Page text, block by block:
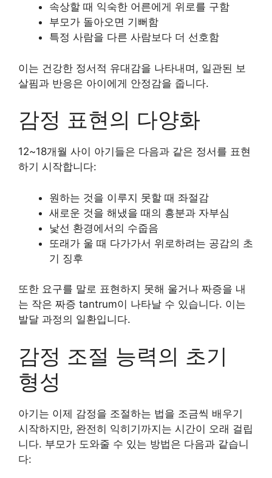
속상할 때 익숙한 어른에게 위로를 구함
부모가 돌아오면 기뻐함
특정 사람을 다른 사람보다 더 선호함
이는 건강한 정서적 유대감을 나타내며, 일관된 보
살핌과 반응은 아이에게 안정감을 줍니다.
감정 표현의 다양화
12~18개월 사이 아기들은 다음과 같은 정서를 표현
하기 시작합니다:
원하는 것을 이루지 못할 때 좌절감
새로운 것을 해냈을 때의 흥분과 자부심
낯선 환경에서의 수줍음
또래가 울 때 다가가서 위로하려는 공감의 초
기 징후
또한 요구를 말로 표현하지 못해 울거나 짜증을 내
는 작은 짜증 tantrum이 나타날 수 있습니다. 이는
발달 과정의 일환입니다.
감정 조절 능력의 초기
형성
아기는 이제 감정을 조절하는 법을 조금씩 배우기
시작하지만, 완전히 익히기까지는 시간이 오래 걸립
니다. 부모가 도와줄 수 있는 방법은 다음과 같습니
다: